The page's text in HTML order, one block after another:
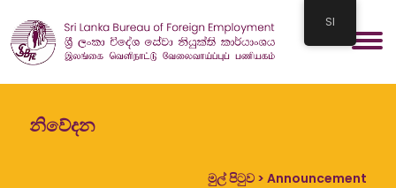
නිවේදන
මුල් පිටුව > Announcement
SI